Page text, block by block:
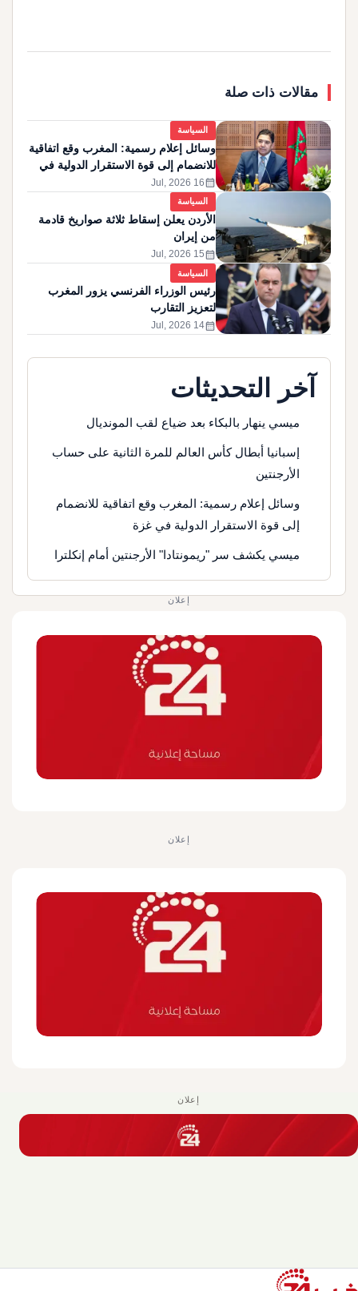
مقالات ذات صلة
السياسة
وسائل إعلام رسمية: المغرب وقع اتفاقية
للانضمام إلى قوة الاستقرار الدولية في
غزة
calendar_month
16 Jul, 2026
السياسة
الأردن يعلن إسقاط ثلاثة صواريخ قادمة
من إيران
calendar_month
15 Jul, 2026
السياسة
رئيس الوزراء الفرنسي يزور المغرب
لتعزيز التقارب
calendar_month
14 Jul, 2026
آخر التحديثات
ميسي ينهار بالبكاء بعد ضياع لقب المونديال
إسبانيا أبطال كأس العالم للمرة الثانية على حساب
الأرجنتين
وسائل إعلام رسمية: المغرب وقع اتفاقية للانضمام
إلى قوة الاستقرار الدولية في غزة
ميسي يكشف سر "ريمونتادا" الأرجنتين أمام إنكلترا
إعلان
إعلان
إعلان